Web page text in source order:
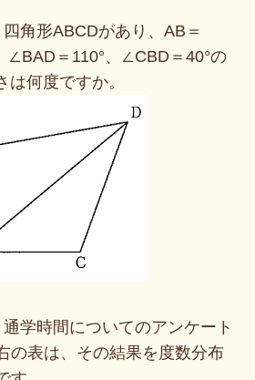
四角形ABCDがあり、AB＝
∠BAD＝110°、∠CBD＝40°の
何度ですか。
通学時間についてのアンケート
の表は、その結果を度数分布